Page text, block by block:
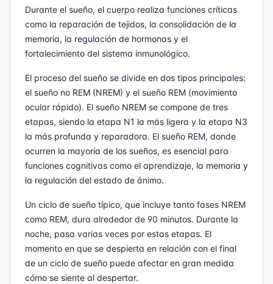
Durante el sueño, el cuerpo realiza funciones críticas
como la reparación de tejidos, la consolidación de la
memoria, la regulación de hormonas y el
fortalecimiento del sistema inmunológico.
El proceso del sueño se divide en dos tipos principales:
el sueño no REM (NREM) y el sueño REM (movimiento
ocular rápido). El sueño NREM se compone de tres
etapas, siendo la etapa N1 la más ligera y la etapa N3
la más profunda y reparadora. El sueño REM, donde
ocurren la mayoría de los sueños, es esencial para
funciones cognitivas como el aprendizaje, la memoria y
la regulación del estado de ánimo.
Un ciclo de sueño típico, que incluye tanto fases NREM
como REM, dura alrededor de 90 minutos. Durante la
noche, pasa varias veces por estas etapas. El
momento en que se despierta en relación con el final
de un ciclo de sueño puede afectar en gran medida
cómo se siente al despertar.